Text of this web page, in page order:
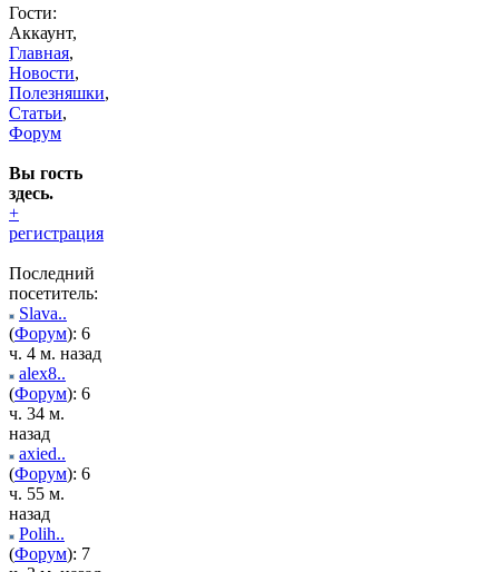
Гости:
Аккаунт,
Главная,
Новости,
Полезняшки,
Статьи,
Форум
Вы гость
здесь.
+
регистрация
Последний
посетитель:
Slava..
(Форум): 6
ч. 4 м. назад
alex8..
(Форум): 6
ч. 34 м.
назад
axied..
(Форум): 6
ч. 55 м.
назад
Polih..
(Форум): 7